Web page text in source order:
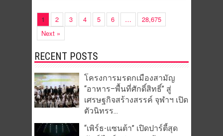
1 2 3 4 5 6 …
28,675
Next »
RECENT POSTS
โครงการมรดกเมืองสามัญ
“อาหาร–พื้นที่ศักดิ์สิทธิ์” สู่
เศรษฐกิจสร้างสรรค์ จุฬาฯ เปิด
ตัวนิทรร...
“เพิร์ธ-แซนต้า” เปิดปาร์ตี้สุด